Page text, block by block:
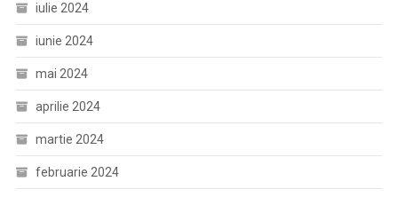
iulie 2024
iunie 2024
mai 2024
aprilie 2024
martie 2024
februarie 2024